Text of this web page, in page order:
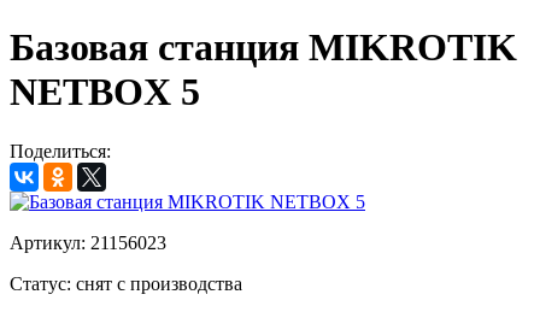
Базовая станция MIKROTIK
NETBOX 5
Поделиться:
Артикул: 21156023
Статус: снят с производства